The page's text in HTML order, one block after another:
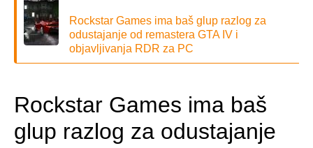
Rockstar Games ima baš glup razlog za
odustajanje od remastera GTA IV i
objavljivanja RDR za PC
Rockstar Games ima baš
glup razlog za odustajanje